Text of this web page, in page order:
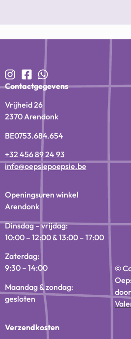
Contactgegevens
Vrijheid 26
2370 Arendonk
BE0753.684.654
+32 456 89 24 93
info@oepsiepoepsie.be
Openingsuren winkel
Arendonk
Dinsdag – vrijdag:
10:00 – 12:00 & 13:00 – 17:00
Zaterdag:
9:30 – 14:00
Maandag & zondag:
gesloten
Verzendkosten
©
door